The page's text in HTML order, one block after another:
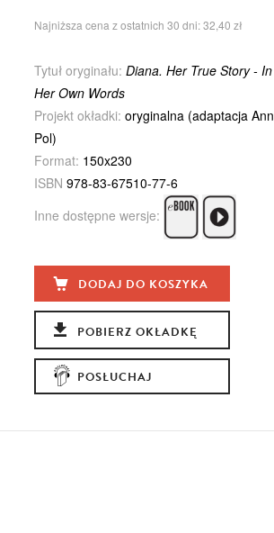
Najniższa cena z ostatnich 30 dni: 32,40 zł
Tytuł oryginału: Diana. Her True Story - In
Her Own Words
Projekt okładki: oryginalna (adaptacja
Pol)
Format: 150x230
ISBN 978-83-67510-77-6
Inne dostępne wersje:
DODAJ DO KOSZYKA
POBIERZ OKŁADKĘ
POSŁUCHAJ